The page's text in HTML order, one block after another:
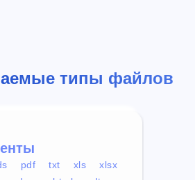
типы файлов
pdf txt xls
xlsx